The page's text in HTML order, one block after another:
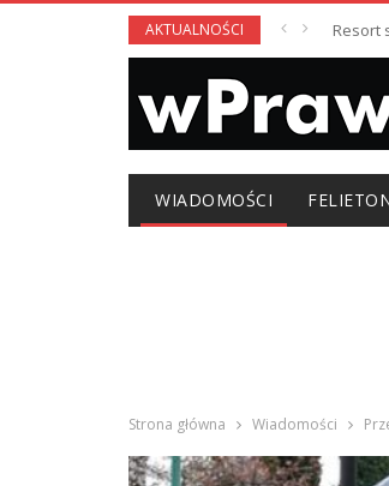
AKTUALNOŚCI Resort
WIADOMOŚCI
Strona główna Wiadomości